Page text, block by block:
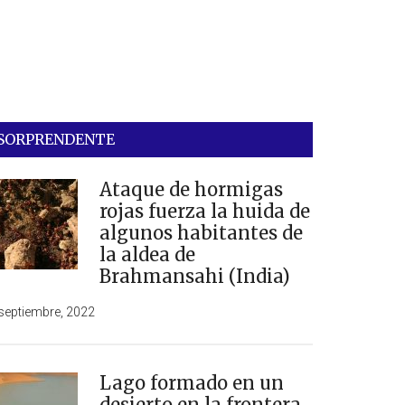
Ataque de hormigas
rojas fuerza la huida de
algunos habitantes de
la aldea de
Brahmansahi (India)
2022
Lago formado en un